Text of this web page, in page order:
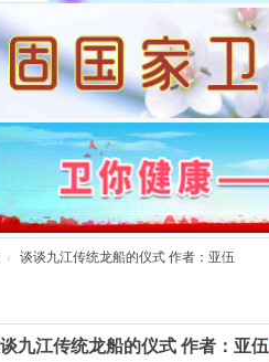
› 谈谈九江传统龙船的仪式 作者：亚伍
九江传统龙船的仪式 作者：亚伍